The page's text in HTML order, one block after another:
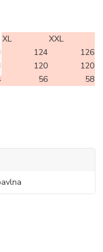
XL
XXL
124
126
120
120
56 58